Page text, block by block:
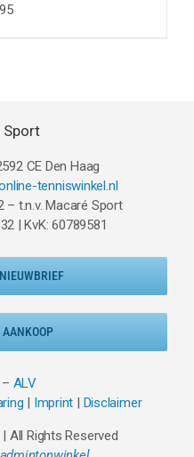
Sport
CE Den Haag
tenniswinkel.nl
– t.n.v. Macaré Sport
| KvK: 60789581
ALV
Imprint Disclaimer
All Rights Reserved